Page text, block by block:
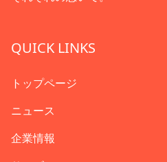
QUICK LINKS
トップページ
ニュース
企業情報